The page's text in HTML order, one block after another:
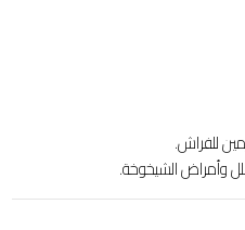
للفراش.
وأمراض الشيخوخة.